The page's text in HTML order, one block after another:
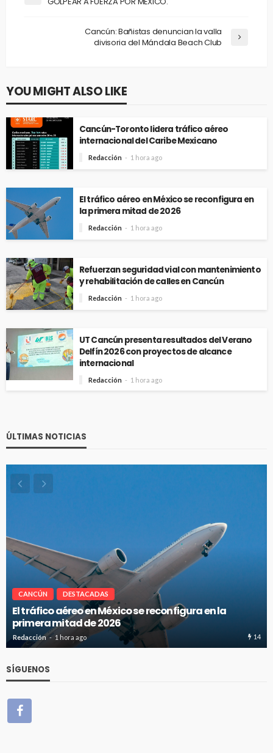
Cancún: Bañistas denuncian la valla
divisoria del Mándala Beach Club
YOU MIGHT ALSO LIKE
Cancún-Toronto lidera tráfico aéreo
internacional del Caribe Mexicano
Redacción 1 hora ago
El tráfico aéreo en México se reconfigura en
la primera mitad de 2026
Redacción 1 hora ago
Refuerzan seguridad vial con mantenimiento
y rehabilitación de calles en Cancún
Redacción 1 hora ago
UT Cancún presenta resultados del Verano
Delfín 2026 con proyectos de alcance
internacional
Redacción 1 hora ago
ÚLTIMAS NOTICIAS
14
CANCÚN DESTACADAS
Cancún-Toronto lidera tráfico aéreo
del Caribe Mexicano
Redacción 1 hora ago
SÍGUENOS